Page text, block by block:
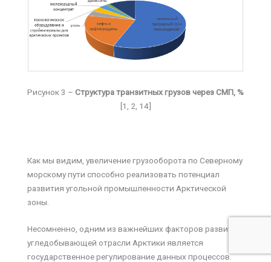
Рисунок 3 – Структура транзитных грузов через СМП, %
[1, 2, 14]
Как мы видим, увеличение грузооборота по Северному
морскому пути способно реализовать потенциал
развития угольной промышленности Арктической
зоны.
Несомненно, одним из важнейших факторов развития
угледобывающей отрасли Арктики является
государственное регулирование данных процессов.